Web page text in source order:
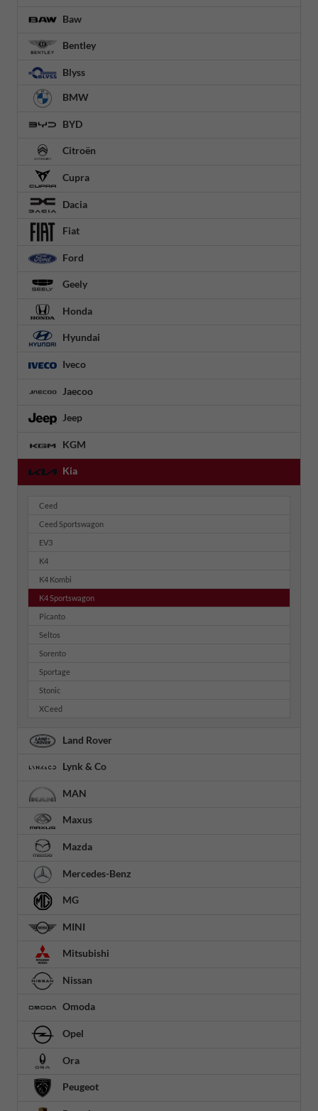
Baw
Bentley
Blyss
BMW
BYD
Citroën
Cupra
Dacia
Fiat
Ford
Geely
Honda
Hyundai
Iveco
Jaecoo
Jeep
KGM
Kia
Ceed
Ceed Sportswagon
EV3
K4
K4 Kombi
K4 Sportswagon
Picanto
Seltos
Sorento
Sportage
Stonic
XCeed
Land Rover
Lynk & Co
MAN
Maxus
Mazda
Mercedes-Benz
MG
MINI
Mitsubishi
Nissan
Omoda
Opel
Ora
Peugeot